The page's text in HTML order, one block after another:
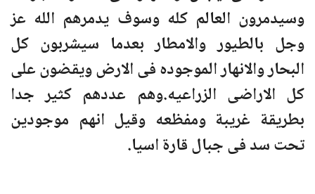
وسيدمرون العالم كله وسوف يدمرهم الله عز
وجل بالطيور والامطار بعدما سيشربون كل
البحار والانهار الموجوده فى الارض ويقضون على
كل الاراضى الزراعيه.وهم عددهم كثير جدا
بطريقة غريبة ومفظعه وقيل انهم موجودين
تحت سد فى جبال قارة اسيا.